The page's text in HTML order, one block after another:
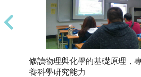
修讀物理與化學的基礎原理，
養科學研究能力